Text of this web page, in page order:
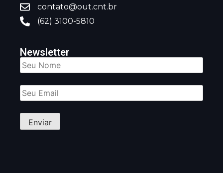
contato@out.cnt.br
(62) 3100-5810
Newsletter